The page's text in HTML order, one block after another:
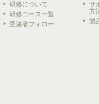
研修について
研修コース一覧
受講者フォロー
サ
方
製